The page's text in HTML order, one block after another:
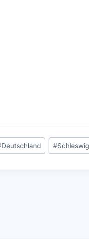
Deutschland #